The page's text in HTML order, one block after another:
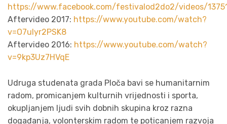
https://www.facebook.com/festivalod2do2/videos/
Aftervideo 2017: https://www.youtube.com/watch?
v=O7uIyr2PSK8
Aftervideo 2016: https://www.youtube.com/watch?
v=9kp3Uz7HVqE
Udruga studenata grada Ploča bavi se humanitarnim
radom, promicanjem kulturnih vrijednosti i sporta,
okupljanjem ljudi svih dobnih skupina kroz razna
događanja, volonterskim radom te poticanjem razvoja